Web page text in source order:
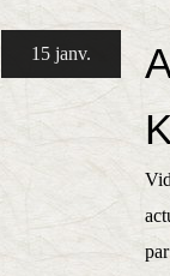
15 janv.